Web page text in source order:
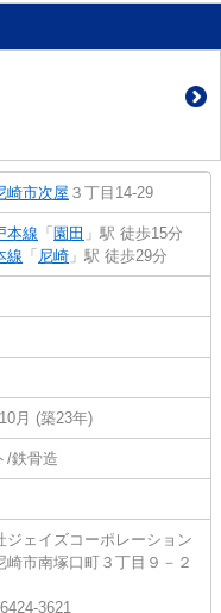
崎市次屋 ３丁目14-29
本線 「 園田 」駅 徒歩15分
線 「 尼崎 」駅 徒歩29分
月 (築23年)
/鉄骨造
ジェイズコーポレーション
崎市南塚口町３丁目９－２
3621